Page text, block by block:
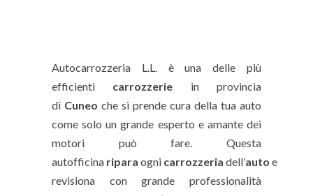
Autocarrozzeria L.L. è una delle più
efficienti carrozzerie in provincia
di Cuneo che si prende cura della tua auto
come solo un grande esperto e amante dei
motori può fare. Questa
autofficina ripara ogni carrozzeria dell’auto e
revisiona con grande professionalità